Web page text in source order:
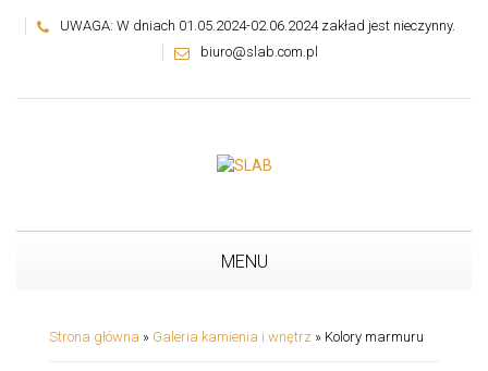
UWAGA: W dniach 01.05.2024-02.06.2024 zakład jest nieczynny.
biuro@slab.com.pl
MENU
Strona główna » Galeria kamienia i wnętrz » Kolory marmuru